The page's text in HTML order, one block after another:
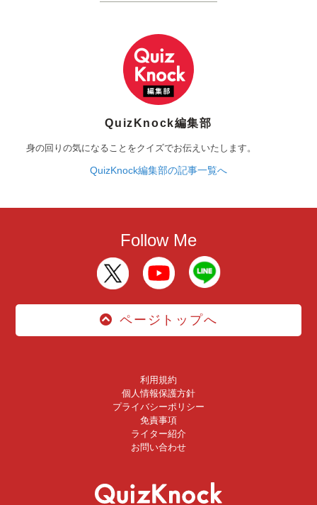
QuizKnock編集部
身の回りの気になることをクイズでお伝えいたします。
QuizKnock編集部の記事一覧へ
Follow Me
ページトップへ
利用規約
個人情報保護方針
プライバシーポリシー
免責事項
ライター紹介
お問い合わせ